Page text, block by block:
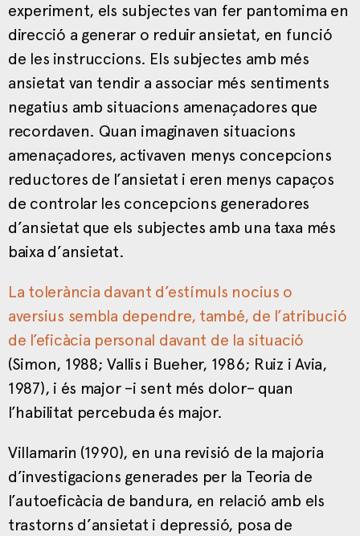
experiment, els subjectes van fer pantomima en
direcció a generar o reduir ansietat, en funció
de les instruccions. Els subjectes amb més
ansietat van tendir a associar més sentiments
negatius amb situacions amenaçadores que
recordaven. Quan imaginaven situacions
amenaçadores, activaven menys concepcions
reductores de l’ansietat i eren menys capaços
de controlar les concepcions generadores
d’ansietat que els subjectes amb una taxa més
baixa d’ansietat.
La tolerància davant d’estímuls nocius o
aversius sembla dependre, també, de l’atribució
de l’eficàcia personal davant de la situació
(Simon, 1988; Vallis i Bueher, 1986; Ruiz i Avia,
1987), i és major –i sent més dolor– quan
l’habilitat percebuda és major.
Villamarin (1990), en una revisió de la majoria
d’investigacions generades per la Teoria de
l’autoeficàcia de bandura, en relació amb els
trastorns d’ansietat i depressió, posa de